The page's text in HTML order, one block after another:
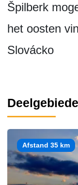
Špilberk
het oosten
Slovácko
Afstand 35 km